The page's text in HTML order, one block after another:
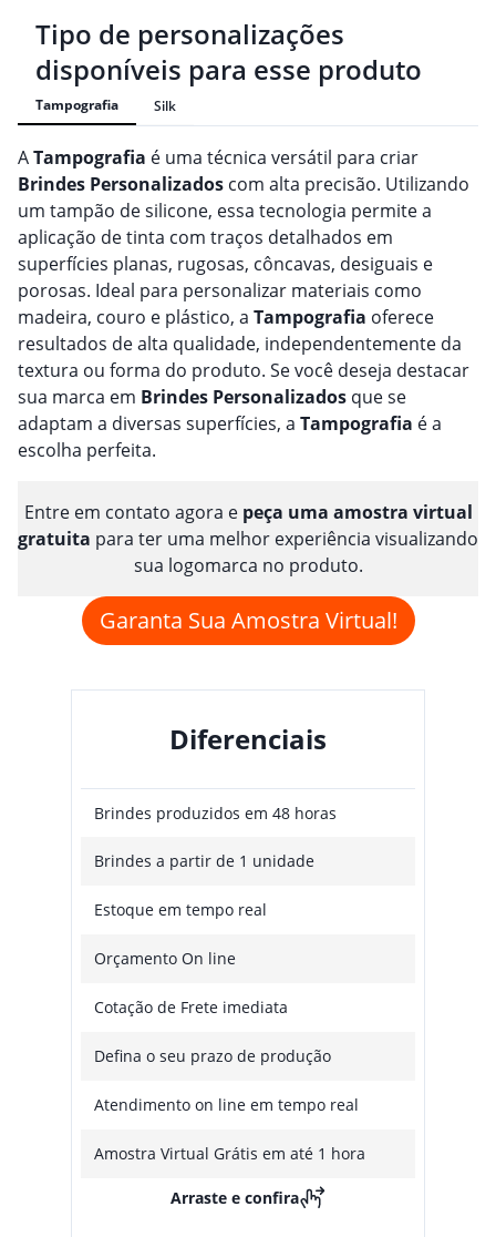
Tipo de personalizações
disponíveis para esse produto
Tampografia Silk
ATampografia é uma técnica versátil para criar
Brindes Personalizados com alta precisão. Utilizando
um tampão de silicone, essa tecnologia permite a
aplicação de tinta com traços detalhados em
superfícies planas, rugosas, côncavas, desiguais e
porosas. Ideal para personalizar materiais como
madeira, couro e plástico, a Tampografia oferece
resultados de alta qualidade, independentemente da
textura ou forma do produto. Se você deseja destacar
sua marca em Brindes Personalizados que se
adaptam a diversas superfícies, a Tampografia é a
escolha perfeita.
Entre em contato agora e peça uma amostra virtual
gratuita para ter uma melhor experiência visualizando
sua logomarca no produto.
Garanta Sua Amostra Virtual!
Diferenciais
Brindes produzidos em 48 horas
Brindes a partir de 1 unidade
Estoque em tempo real
Orçamento On line
Cotação de Frete imediata
Defina o seu prazo de produção
Atendimento on line em tempo real
Amostra Virtual Grátis em até 1 hora
Arraste e confira